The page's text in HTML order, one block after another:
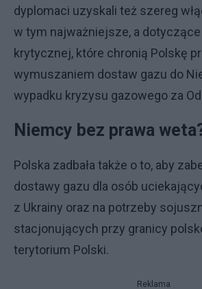
dyplomaci uzyskali też szereg
w tym najważniejsze, a
krytycznej, które chronią Polskę
wymuszaniem dostaw gazu do
wypadku kryzysu gazowego za
Niemcy bez prawa
Polska zadbała także o to, aby
dostawy gazu dla osób
z Ukrainy oraz na potrzeby
stacjonujących przy granicy
terytorium Polski.
Reklama